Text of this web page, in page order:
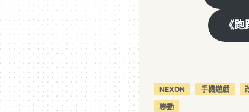
《
NEXON 手機遊戲
聯動